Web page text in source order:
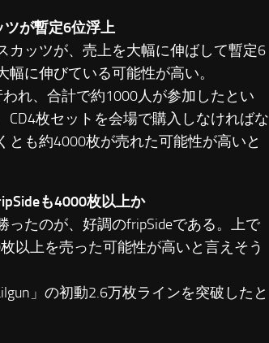
ツが暫定6位浮上
ッツが、売上を大幅に伸ばして暫定6
に伸びている可能性が高い。
れ、合計で約1000人が参加したとい
枚セットを会場で購入しなければな
とも約4000枚が売れた可能性が高いと
も4000枚以上か
たのが、好調のfripSideである。上で
以上を売った可能性が高いと言えそう
」の初動2.6万枚ラインを突破したと